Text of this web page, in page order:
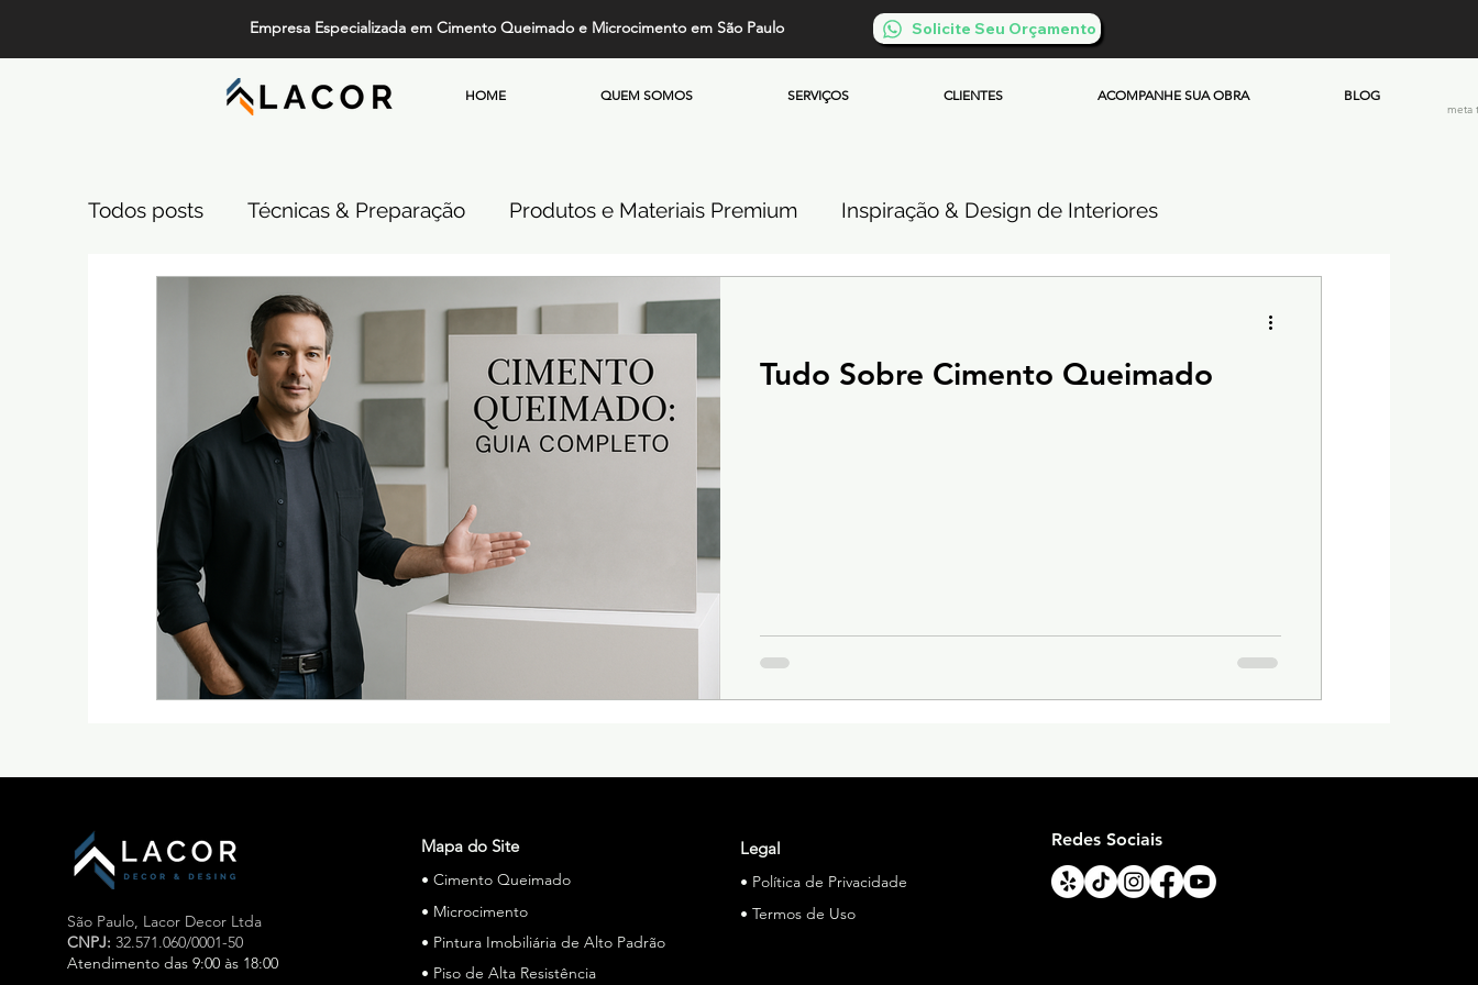
Empresa Especializada em Cimento Queimado e Microcimento em São Paulo Solicite Seu Orçamento
HOME QUEM SOMOS SERVIÇOS CLIENTES ACOMPANHE SUA OBRA BLOG
meta
Todos posts Técnicas & Preparação Produtos e Materiais Premium Inspiração & Design de Interiores
Design, Tendências e Serviços Piso de Cimento Queimado
Projetos de Alto Padrão Cimento Queimado Microcimento Queimado Investimento & Custos
Comparativos de Revestimentos Cimento Queimado Soluções Especiais
Tudo Sobre Cimento Queimado
São Paulo, Lacor Decor Ltda
CNPJ: 32.571.060/0001-50
Atendimento das 9:00 às 18:00
Mapa do Site
• Cimento Queimado
• Microcimento
• Pintura Imobiliária de Alto Padrão
• Piso de Alta Resistência
Legal
• Política de Privacidade
• Termos de Uso
Redes Sociais